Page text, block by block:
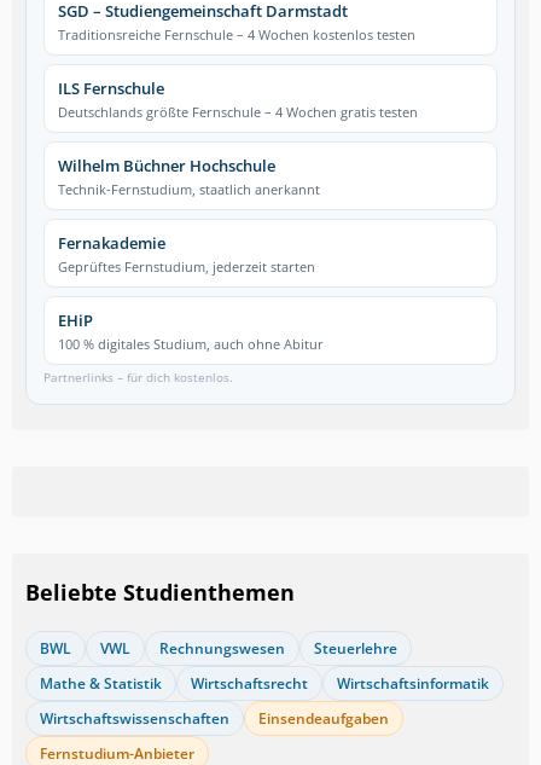
SGD – Studiengemeinschaft Darmstadt
Traditionsreiche Fernschule – 4 Wochen kostenlos testen
ILS Fernschule
Deutschlands größte Fernschule – 4 Wochen gratis testen
Wilhelm Büchner Hochschule
Technik-Fernstudium, staatlich anerkannt
Fernakademie
Geprüftes Fernstudium, jederzeit starten
EHiP
100 % digitales Studium, auch ohne Abitur
Partnerlinks – für dich kostenlos.
Beliebte Studienthemen
BWL VWL Rechnungswesen
Steuerlehre
Mathe & Statistik
Wirtschaftsrecht
Wirtschaftsinformatik
Wirtschaftswissenschaften
Einsendeaufgaben
Fernstudium-Anbieter